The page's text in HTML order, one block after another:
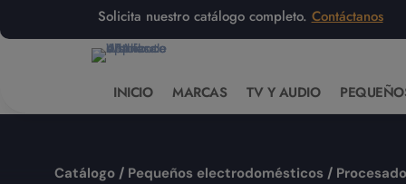
Solicita nuestro catálogo completo. Contáctanos
INICIO MARCAS TV Y AUDIO
Catálogo / Pequeños electrodomésticos /